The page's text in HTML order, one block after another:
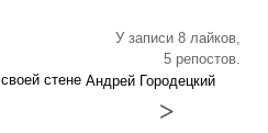
У записи 8 лайков,
5 репостов.
стене Андрей Городецкий
>